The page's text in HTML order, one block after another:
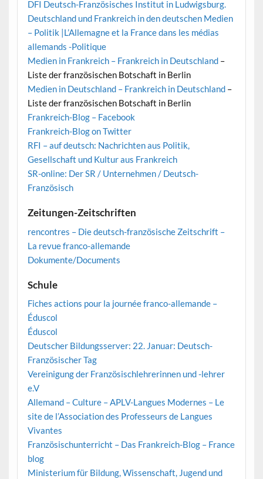
DFI Deutsch-Französisches Institut in Ludwigsburg.
Deutschland und Frankreich in den deutschen Medien
– Politik |L’Allemagne et la France dans les médias
allemands -Politique
Medien in Frankreich – Frankreich in Deutschland–
Liste der französischen Botschaft in Berlin
Medien in Deutschland – Frankreich in Deutschland–
Liste der französischen Botschaft in Berlin
Frankreich-Blog – Facebook
Frankreich-Blog on Twitter
RFI – auf deutsch: Nachrichten aus Politik,
Gesellschaft und Kultur aus Frankreich
SR-online: Der SR / Unternehmen / Deutsch-
Französisch
Zeitungen-Zeitschriften
rencontres – Die deutsch-französische Zeitschrift –
La revue franco-allemande
Dokumente/Documents
Schule
Fiches actions pour la journée franco-allemande –
Éduscol
Éduscol
Deutscher Bildungsserver: 22. Januar: Deutsch-
Französischer Tag
Vereinigung der Französischlehrerinnen und -lehrer
e.V
Allemand – Culture – APLV-Langues Modernes – Le
site de l’Association des Professeurs de Langues
Vivantes
Französischunterricht – Das Frankreich-Blog – France
blog
Ministerium für Bildung, Wissenschaft, Jugend und